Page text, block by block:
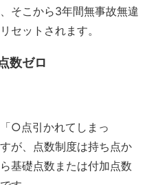
そこから3年間無事故無違
セットされます。
数ゼロ
○点引かれてしまっ
が、点数制度は持ち点か
基礎点数または付加点数